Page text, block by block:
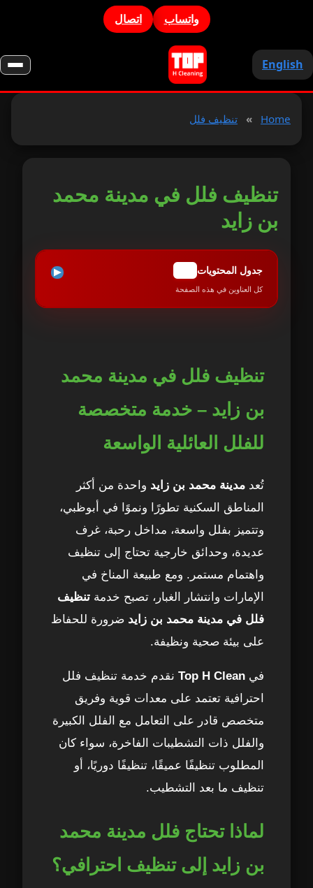
واتساب اتصال
English
Home
» تنظيف فلل
تنظيف فلل في مدينة محمد
بن زايد
جدول المحتويات
كل العناوين في هذه الصفحة
2
لماذا تحتاج فلل مدينة محمد بن زايد إلى
تنظيف احترافي؟
محمد بن زايد
خطة تنظيف الفلل في مدينة محمد بن زايد –
خطوة بخطوة
7
8 3. تنظيف المطابخ
9 4. تنظيف الحمامات
10 5. تنظيف الأرضيات وتلميع الرخام
12
احجز الآن – تنظيف فلل احترافي في مدينة
كيف يتم تحديد التكلفة؟
تنظيف فلل في مدينة محمد
بن زايد – خدمة متخصصة
للفلل العائلية الواسعة
تُعد مدينة محمد بن زايد واحدة من أكثر
المناطق السكنية تطورًا ونموًا في أبوظبي،
وتتميز بفلل واسعة، مداخل رحبة، غرف
عديدة، وحدائق خارجية تحتاج إلى تنظيف
واهتمام مستمر. ومع طبيعة المناخ في
الإمارات وانتشار الغبار، تصبح خدمة تنظيف
فلل في مدينة محمد بن زايد ضرورة للحفاظ
على بيئة صحية ونظيفة.
في Top H Clean نقدم خدمة تنظيف فلل
احترافية تعتمد على معدات قوية وفريق
متخصص قادر على التعامل مع الفلل الكبيرة
والفلل ذات التشطيبات الفاخرة، سواء كان
المطلوب تنظيفًا عميقًا، تنظيفًا دوريًا، أو
تنظيف ما بعد التشطيب.
لماذا تحتاج فلل مدينة محمد
بن زايد إلى تنظيف احترافي؟